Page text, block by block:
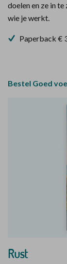
doelen en ze in
wie je werkt.
Paperback €
Bestel Goed
Rust